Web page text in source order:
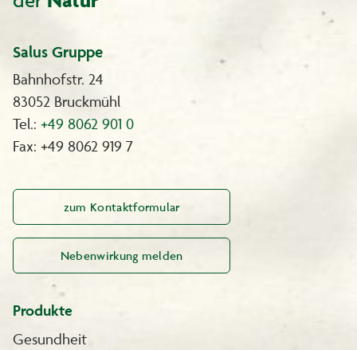
Salus Gruppe
Bahnhofstr. 24
83052 Bruckmühl
Tel.: +49 8062 901 0
Fax: +49 8062 919 7
zum Kontaktformular
Nebenwirkung melden
Produkte
Gesundheit